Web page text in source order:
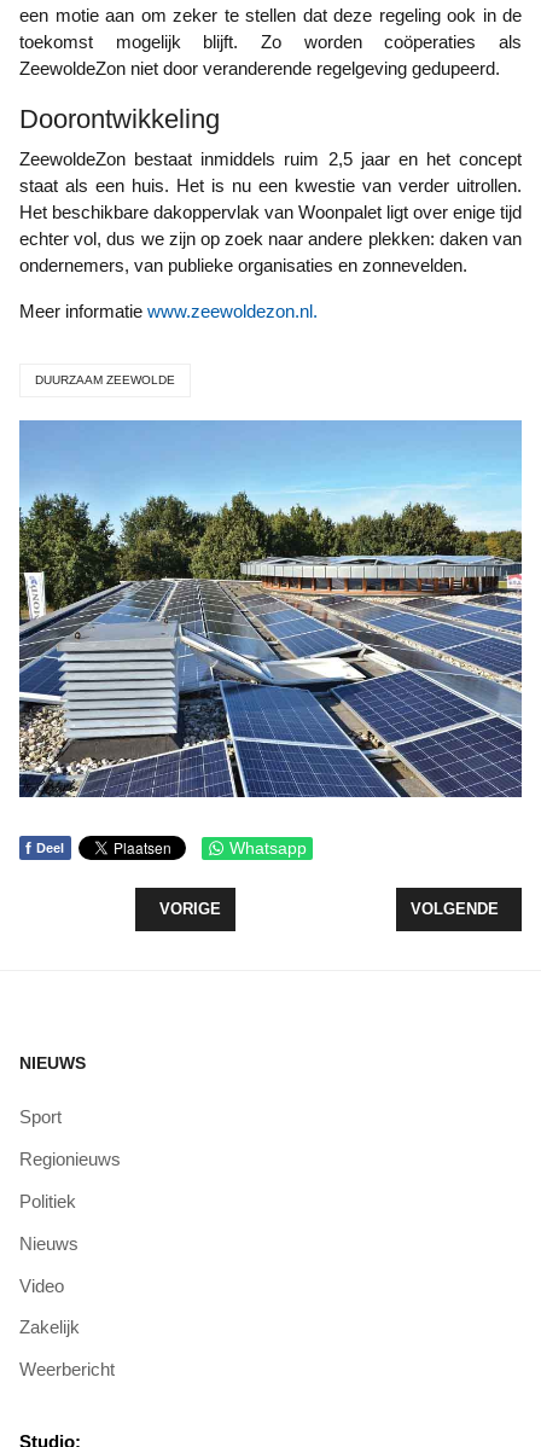
een motie aan om zeker te stellen dat deze regeling ook in de
toekomst mogelijk blijft. Zo worden coöperaties als
ZeewoldeZon niet door veranderende regelgeving gedupeerd.
Doorontwikkeling
ZeewoldeZon bestaat inmiddels ruim 2,5 jaar en het concept
staat als een huis. Het is nu een kwestie van verder uitrollen.
Het beschikbare dakoppervlak van Woonpalet ligt over enige tijd
echter vol, dus we zijn op zoek naar andere plekken: daken van
ondernemers, van publieke organisaties en zonnevelden.
Meer informatie www.zeewoldezon.nl.
DUURZAAM ZEEWOLDE
f Deel Whatsapp
VORIG ARTIKEL: OOK LOKAAL BOERENPROTEST
VORIGE VOLGENDE
VOLGENDE
NIEUWS
Sport
Regionieuws
Politiek
Nieuws
Video
Zakelijk
Weerbericht
Studio: